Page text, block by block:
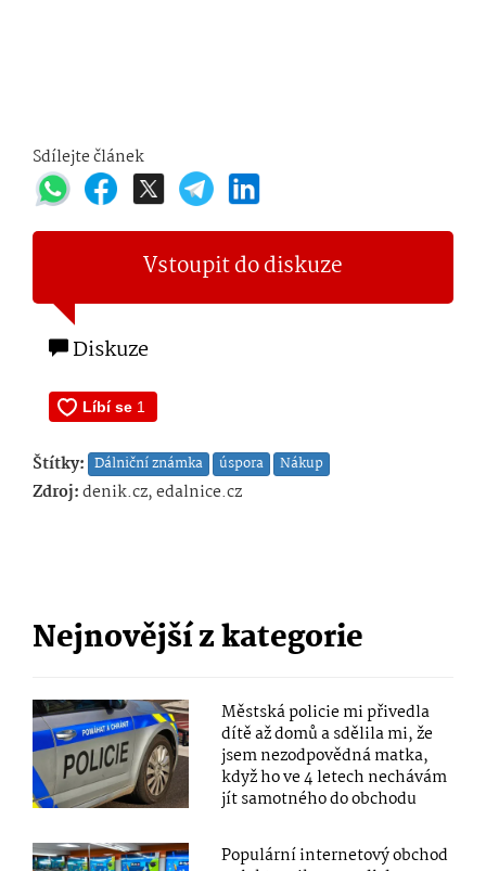
Sdílejte článek
Vstoupit do diskuze
Diskuze
Štítky: Dálniční známka úspora Nákup
Zdroj:denik.cz, edalnice.cz
Nejnovější z kategorie
Městská policie mi přivedla
dítě až domů a sdělila mi, že
jsem nezodpovědná matka,
když ho ve 4 letech nechávám
jít samotného do obchodu
Populární internetový obchod